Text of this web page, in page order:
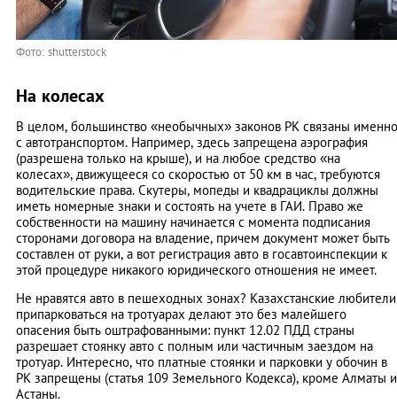
Фото: shutterstock
На колесах
В целом, большинство «необычных» законов РК связаны именно
с автотранспортом. Например, здесь запрещена аэрография
(разрешена только на крыше), и на любое средство «на
колесах», движущееся со скоростью от 50 км в час, требуются
водительские права. Скутеры, мопеды и квадрациклы должны
иметь номерные знаки и состоять на учете в ГАИ. Право же
собственности на машину начинается с момента подписания
сторонами договора на владение, причем документ может быть
составлен от руки, а вот регистрация авто в госавтоинспекции к
этой процедуре никакого юридического отношения не имеет.
Не нравятся авто в пешеходных зонах? Казахстанские любители
припарковаться на тротуарах делают это без малейшего
опасения быть оштрафованными: пункт 12.02 ПДД страны
разрешает стоянку авто с полным или частичным заездом на
тротуар. Интересно, что платные стоянки и парковки у обочин в
РК запрещены (статья 109 Земельного Кодекса), кроме Алматы и
Астаны.